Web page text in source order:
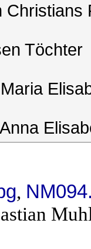
Christians
Töchter
,